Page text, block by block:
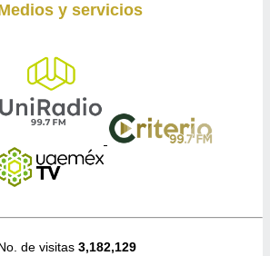
y servicios
de visitas 3,182,129